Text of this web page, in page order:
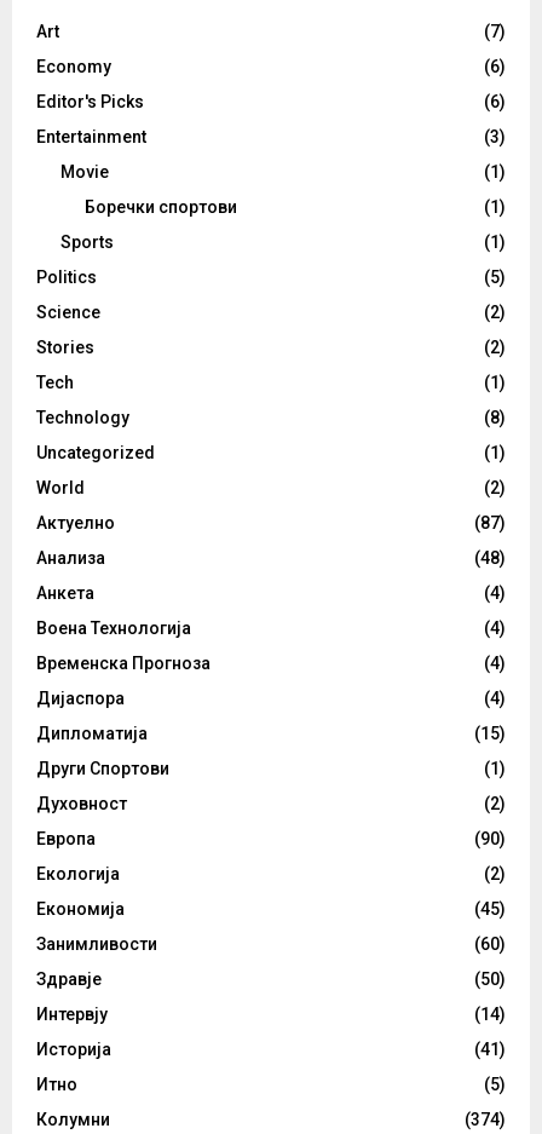
Art
(7)
Economy
(6)
Editor's Picks
(6)
Entertainment
(3)
Movie
(1)
Боречки спортови
(1)
Sports
(1)
Politics
(5)
Science
(2)
Stories
(2)
Tech
(1)
Technology
(8)
Uncategorized
(1)
World
(2)
Актуелно
(87)
Анализа
(48)
Анкета
(4)
Воена Технологија
(4)
Временска Прогноза
(4)
Дијаспора
(4)
Дипломатија
(15)
Други Спортови
(1)
Духовност
(2)
Европа
(90)
Екологија
(2)
Економија
(45)
Занимливости
(60)
Здравје
(50)
Интервју
(14)
Историја
(41)
Итно
(5)
Колумни
(374)